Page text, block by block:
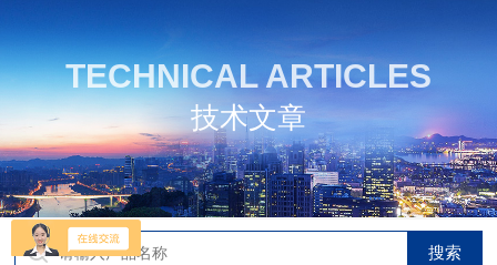
TECHNICAL ARTICLES
技术文章